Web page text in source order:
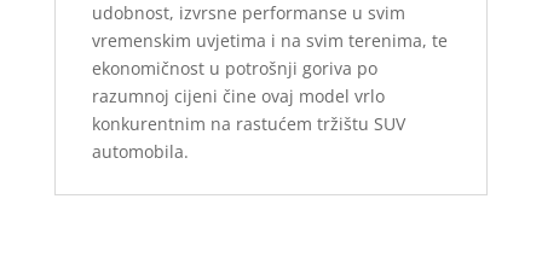
udobnost, izvrsne performanse u svim
vremenskim uvjetima i na svim terenima, te
ekonomičnost u potrošnji goriva po
razumnoj cijeni čine ovaj model vrlo
konkurentnim na rastućem tržištu SUV
automobila.